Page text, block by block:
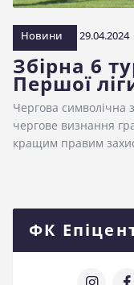
Новини 29.04.2024
Збірна 6
Першої
Чергова символічна
чергове визнання
кращим правим
ФК